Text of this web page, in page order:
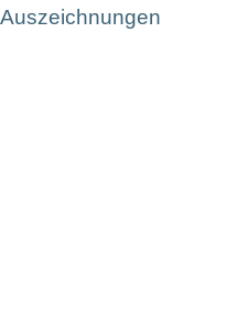
Auszeichnungen